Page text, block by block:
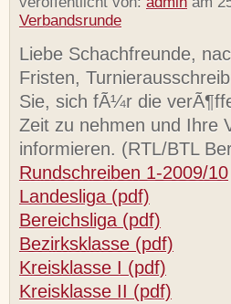
Verbandsrunde
Liebe Schachfreunde,
Fristen,
Sie, sich fÃ¼r die
Zeit zu nehmen und Ihre
informieren. (RTL/BTL
Rundschreiben 1-2009/10
Landesliga (pdf)
Bereichsliga (pdf)
Bezirksklasse (pdf)
Kreisklasse I (pdf)
Kreisklasse II (pdf)